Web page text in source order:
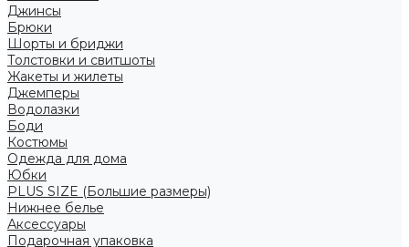
Джинсы
Брюки
Шорты и бриджи
Толстовки и свитшоты
Жакеты и жилеты
Джемперы
Водолазки
Боди
Костюмы
Одежда для дома
Юбки
PLUS SIZE (Большие размеры)
Нижнее белье
Аксессуары
Подарочная упаковка